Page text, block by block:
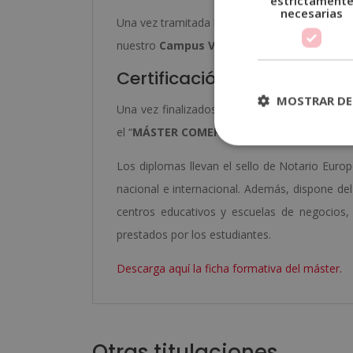
Una vez tramitada la matrícula,
nuestro Campus Virtual , donde encontrará
Certificación obtenida
Una vez finalizados los estudios y
el “MÁSTER COMERCIO INTERNACIONAL Y
Los diplomas llevan el sello de Notario
nacional e internacional. Además, dispone
centros educativos y escuelas de
prestados por los estudiantes.
Descarga aquí la ficha formativa del máster.
necesarias
MOSTRAR